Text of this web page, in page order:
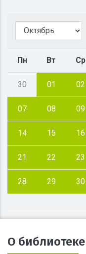
Пн Вт Ср
30 01 02
07 08 09
14 15 16
21 22 23
28 29 30
О библиотеке